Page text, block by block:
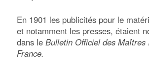
En 1901 les publicités pour le
et notamment les presses, étaient
dans le Bulletin Officiel des Maîtres
France.